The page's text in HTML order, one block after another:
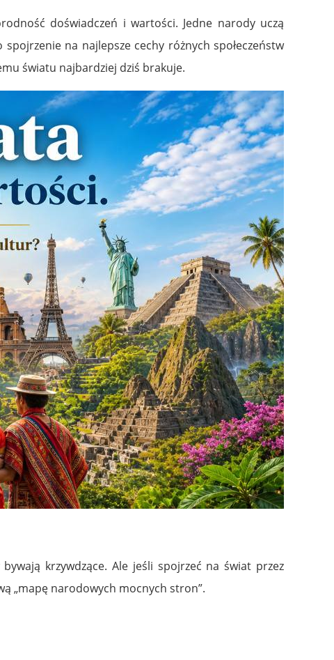
doświadczeń i wartości. Jedne narody uczą
na najlepsze cechy różnych społeczeństw
światu najbardziej dziś brakuje.
krzywdzące. Ale jeśli spojrzeć na świat przez
„mapę narodowych mocnych stron”.